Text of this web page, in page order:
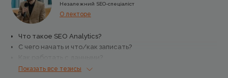
Незалежний SEO-спеціаліст
О лекторе
Что такое SEO Analytics?
С чего начать и что/как записать?
Примеры из проектов
Показать все тезисы